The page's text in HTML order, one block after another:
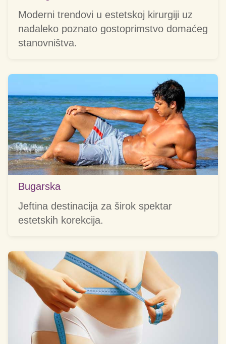
Moderni trendovi u estetskoj kirurgiji uz
nadaleko poznato gostoprimstvo domaćeg
stanovništva.
Bugarska
Jeftina destinacija za širok spektar
estetskih korekcija.